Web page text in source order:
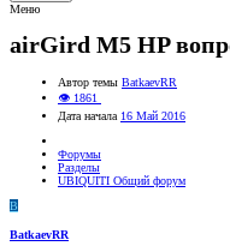
Меню
airGird M5 HP
Автор темы BatkaevRR
👁 1861
Дата начала 16 Май 2016
Форумы
Разделы
UBIQUITI Общий форум
B
BatkaevRR